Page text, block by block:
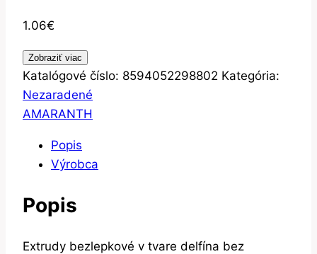
1.06€
Zobraziť viac
Katalógové číslo: 8594052298802 Kategória:
Nezaradené
AMARANTH
Popis
Výrobca
Popis
Extrudy bezlepkové v tvare delfína bez